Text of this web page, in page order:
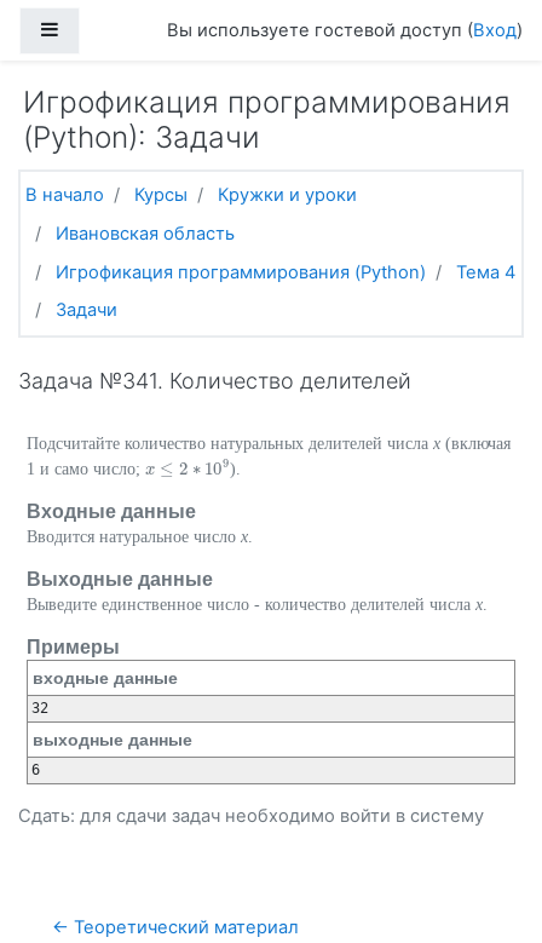
Боковая панельВы используете гостевой доступ (Вход)
Игрофикация программирования
(Python): Задачи
В начало Курсы
Кружки и уроки
Ивановская область
Игрофикация программирования (Python)
Тема 4
Задачи
Задача №341. Количество делителей
Подсчитайте количество натуральных делителей числа x (включая
1 и само число; x ≤ 2 ∗ 109
x≤2 ∗10 9 ).
Входные данные
Вводится натуральное число x
Выходные данные
Выведите единственное число - количество делителей числа x
Примеры
входные данные
32
выходные данные
6
Сдать: для сдачи задач необходимо войти в систему
← Теоретический материал